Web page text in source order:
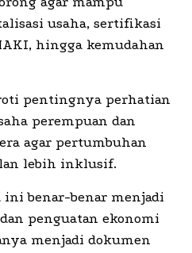
usaha, sertifikasi
hingga kemudahan
pentingnya perhatian
perempuan dan
agar pertumbuhan
lebih inklusif.
ini benar-benar menjadi
penguatan ekonomi
menjadi dokumen